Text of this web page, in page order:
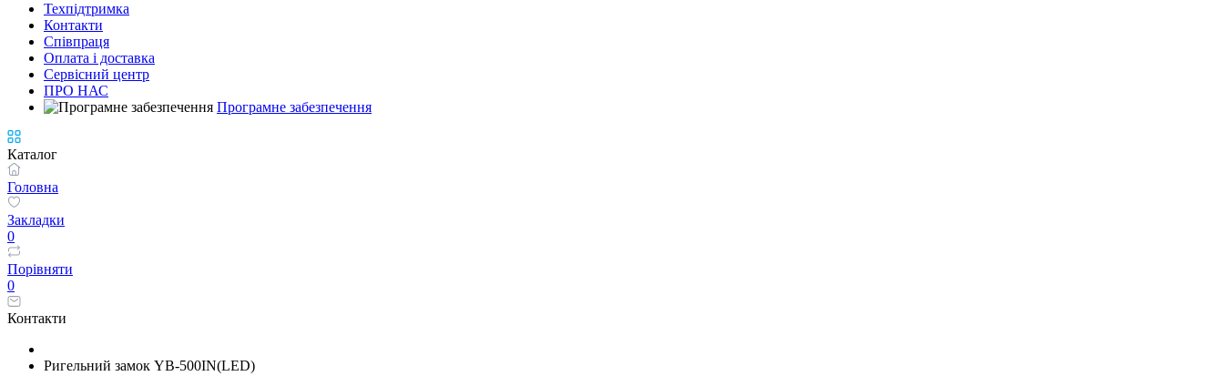
Техпідтримка
Контакти
Співпраця
Оплата і доставка
Сервісний центр
ПРО НАС
Програмне забезпечення
Каталог
Головна
Закладки
0
Порівняти
0
Контакти
Ригельний замок YB-500IN(LED)